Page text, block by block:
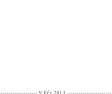
9 Fév 2013 -----------------------